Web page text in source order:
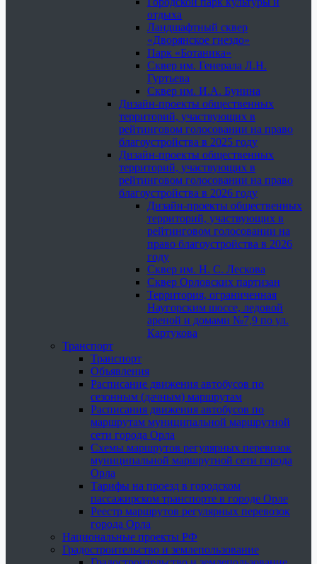
отдыха
Ландшафтный сквер
«Дворянское гнездо»
Парк «Ботаника»
Сквер им. Генерала Л.Н.
Гуртьева
Сквер им. И.А. Бунина
Дизайн-проекты общественных
территорий, участвующих в
рейтинговом голосовании на право
благоустройства в 2025 году
Дизайн-проекты общественных
территорий, участвующих в
рейтинговом голосовании на право
благоустройства в 2026 году
Дизайн-проекты общественных
территорий, участвующих в
рейтинговом голосовании на
право благоустройства в 2026
году
Сквер им. Н. С. Лескова
Сквер Орловских партизан
Территория, ограниченная
Наугорским шоссе, ледовой
ареной и домами №7,9 по ул.
Картукова
Транспорт
Транспорт
Объявления
Расписание движения автобусов по
сезонным (дачным) маршрутам
Расписания движения автобусов по
маршрутам муниципальной маршрутной
сети города Орла
Схемы маршрутов регулярных перевозок
муниципальной маршрутной сети города
Орла
Тарифы на проезд в городском
пассажирском транспорте в городе Орле
Реестр маршрутов регулярных перевозок
города Орла
Национальные проекты РФ
Градостроительство и землепользование